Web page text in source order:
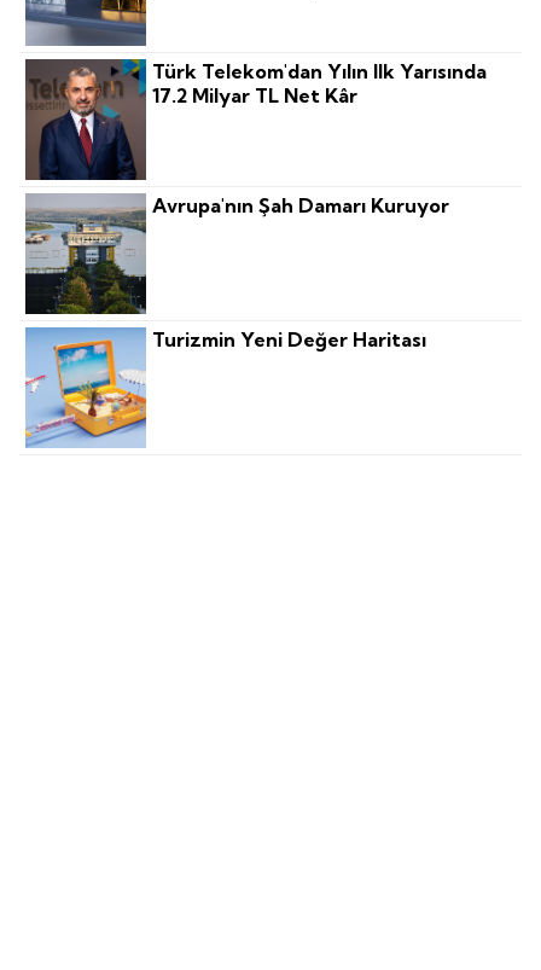
Türk Telekom'dan Yılın Ilk Yarısında
17.2 Milyar TL Net Kâr
Avrupa'nın Şah Damarı Kuruyor
Turizmin Yeni Değer Haritası